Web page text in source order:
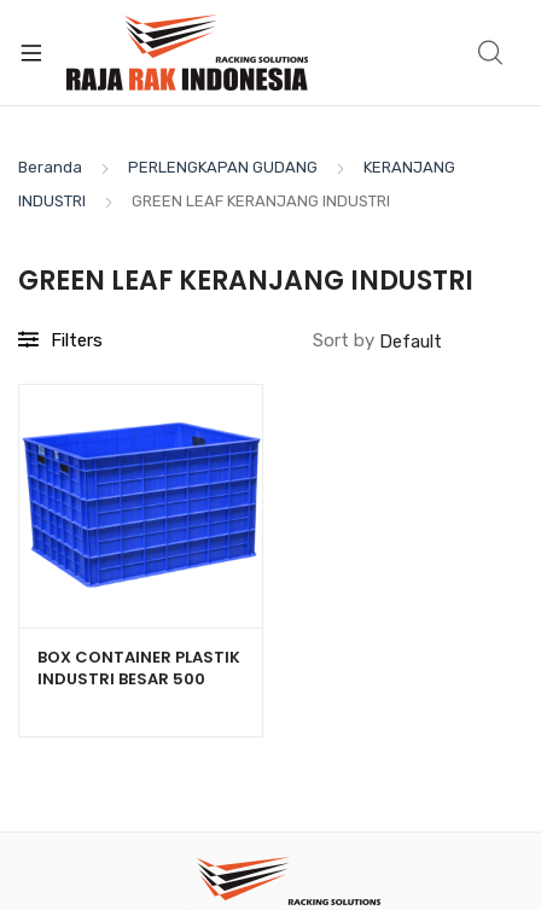
Beranda PERLENGKAPAN GUDANG
KERANJANG
INDUSTRI
GREEN LEAF KERANJANG INDUSTRI
GREEN LEAF KERANJANG INDUSTRI
Filters Sort by
BOX CONTAINER PLASTIK
INDUSTRI BESAR 500